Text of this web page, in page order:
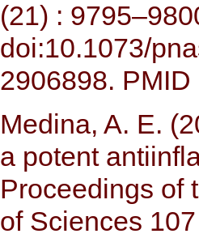
(21) :
doi:10.1073/
2906898.
Medina, A. E.
a potent
Proceedings of
of Sciences